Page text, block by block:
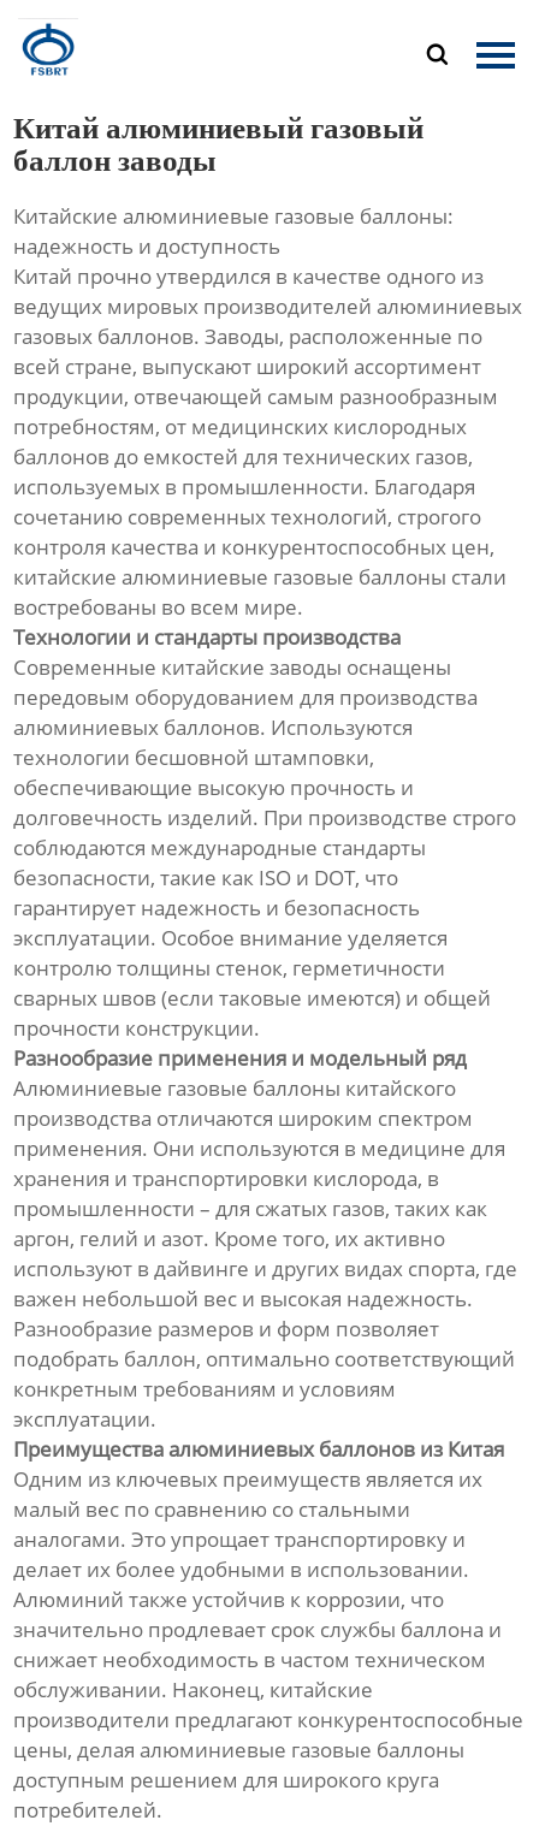

Главная
Новости
Контакты
Китай алюминиевый газовый
баллон заводы
Китайские алюминиевые газовые баллоны:
надежность и доступность
Китай прочно утвердился в качестве одного из
ведущих мировых производителей алюминиевых
газовых баллонов. Заводы, расположенные по
всей стране, выпускают широкий ассортимент
продукции, отвечающей самым разнообразным
потребностям, от медицинских кислородных
баллонов до емкостей для технических газов,
используемых в промышленности. Благодаря
сочетанию современных технологий, строгого
контроля качества и конкурентоспособных цен,
китайские алюминиевые газовые баллоны стали
востребованы во всем мире.
Технологии и стандарты производства
Современные китайские заводы оснащены
передовым оборудованием для производства
алюминиевых баллонов. Используются
технологии бесшовной штамповки,
обеспечивающие высокую прочность и
долговечность изделий. При производстве строго
соблюдаются международные стандарты
безопасности, такие как ISO и DOT, что
гарантирует надежность и безопасность
эксплуатации. Особое внимание уделяется
контролю толщины стенок, герметичности
сварных швов (если таковые имеются) и общей
прочности конструкции.
Разнообразие применения и модельный ряд
Алюминиевые газовые баллоны китайского
производства отличаются широким спектром
применения. Они используются в медицине для
хранения и транспортировки кислорода, в
промышленности – для сжатых газов, таких как
аргон, гелий и азот. Кроме того, их активно
используют в дайвинге и других видах спорта, где
важен небольшой вес и высокая надежность.
Разнообразие размеров и форм позволяет
подобрать баллон, оптимально соответствующий
конкретным требованиям и условиям
эксплуатации.
Преимущества алюминиевых баллонов из Китая
Одним из ключевых преимуществ является их
малый вес по сравнению со стальными
аналогами. Это упрощает транспортировку и
делает их более удобными в использовании.
Алюминий также устойчив к коррозии, что
значительно продлевает срок службы баллона и
снижает необходимость в частом техническом
обслуживании. Наконец, китайские
производители предлагают конкурентоспособные
цены, делая алюминиевые газовые баллоны
доступным решением для широкого круга
потребителей.